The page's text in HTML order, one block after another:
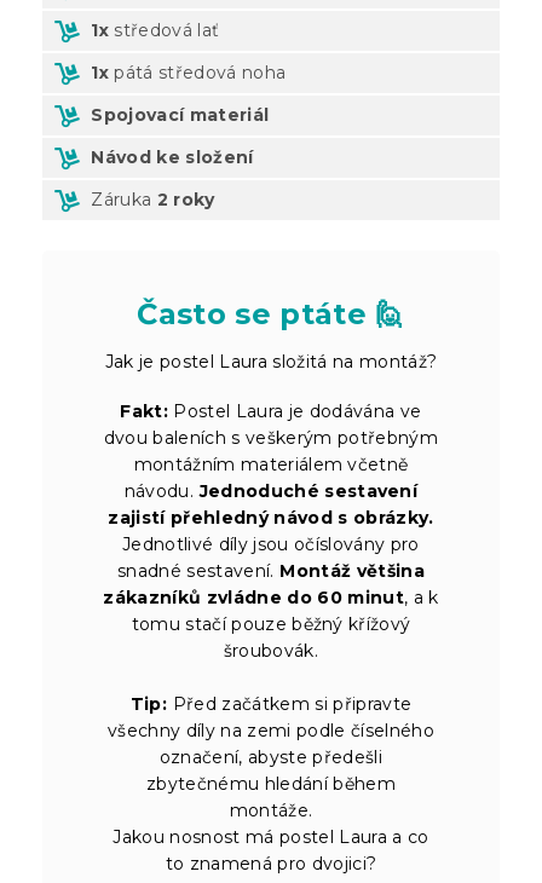
1x středová lať
1x pátá středová noha
Spojovací materiál
Návod ke složení
Záruka 2 roky
Často se ptáte 🙋
Jak je postel Laura složitá na montáž?
Fakt: Postel Laura je dodávána ve
dvou baleních s veškerým potřebným
montážním materiálem včetně
návodu.Jednoduché sestavení
zajistí přehledný návod s obrázky.
Jednotlivé díly jsou očíslovány pro
snadné sestavení. Montáž většina
zákazníků zvládne do 60 minut, a k
tomu stačí pouze běžný křížový
šroubovák.
Tip: Před začátkem si připravte
všechny díly na zemi podle číselného
označení, abyste předešli
zbytečnému hledání během
montáže.
Jakou nosnost má postel Laura a co
to znamená pro dvojici?